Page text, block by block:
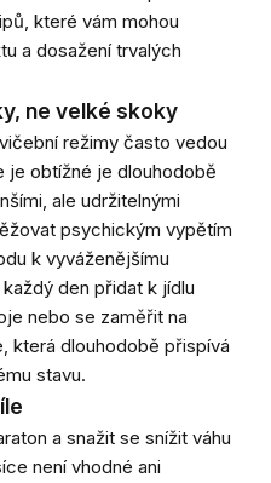
které vám mohou
a dosažení trvalých
ne velké skoky
režimy často vedou
je obtížné je dlouhodobě
ale udržitelnými
psychickým vypětím
k vyváženějšímu
den přidat k jídlu
nebo se zaměřit na
která dlouhodobě přispívá
stavu.
a snažit se snížit váhu
není vhodné ani